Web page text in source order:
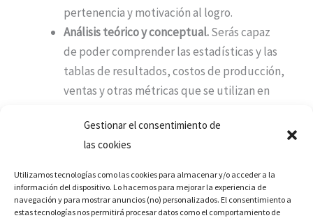
Gestionar el consentimiento de
las cookies
Utilizamos tecnologías como las cookies para almacenar y/o acceder a la
información del dispositivo. Lo hacemos para mejorar la experiencia de
navegación y para mostrar anuncios (no) personalizados. El consentimiento a
estas tecnologías nos permitirá procesar datos como el comportamiento de
pertenencia y motivación al logro.
Análisis teórico y conceptual.Serás capaz
de poder comprender las estadísticas y las
tablas de resultados, costos de producción,
ventas y otras métricas que se utilizan en
Estrategias de marketing.Esta es una de las
habilidades más importantes de la dirección
de publicidad digital. El poder diseñar y
desarrollar es un punto medular de
cualquier organización.